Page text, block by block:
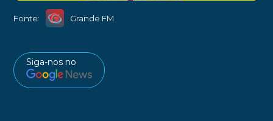
Fonte: Grande FM
Siga-nos no